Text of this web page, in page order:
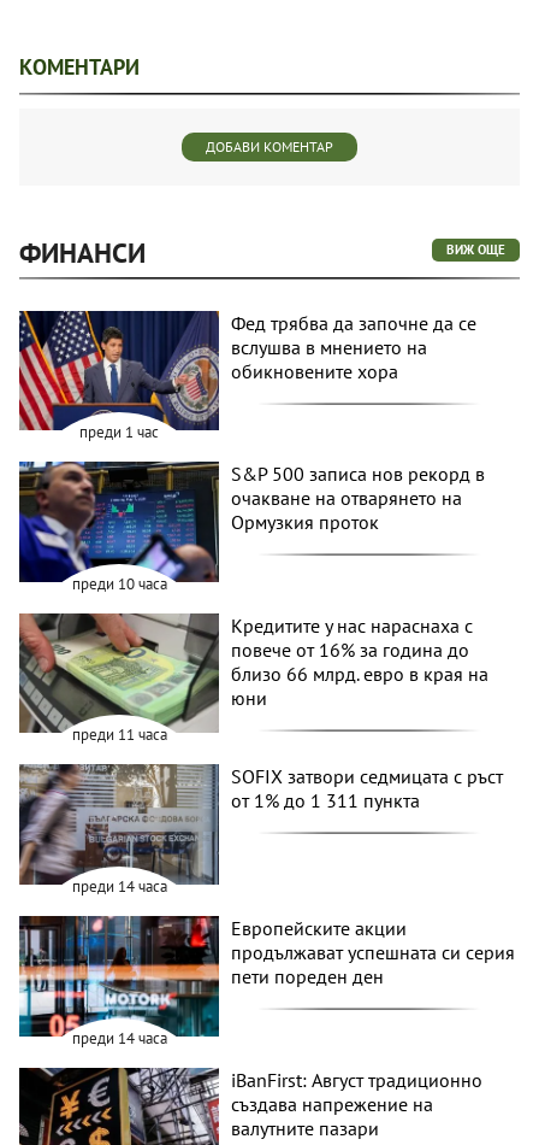
КОМЕНТАРИ
ДОБАВИ КОМЕНТАР
ФИНАНСИ ВИЖ ОЩЕ
преди 1 час
Фед трябва да започне да се
вслушва в мнението на
обикновените хора
преди 10 часа
S&P 500 записа нов рекорд в
очакване на отварянето на
Ормузкия проток
преди 11 часа
Кредитите у нас нараснаха с
повече от 16% за година до
близо 66 млрд. евро в края на
юни
преди 14 часа
SOFIX затвори седмицата с ръст
от 1% до 1 311 пункта
преди 14 часа
Европейските акции
продължават успешната си серия
пети пореден ден
iBanFirst: Август традиционно
създава напрежение на
валутните пазари